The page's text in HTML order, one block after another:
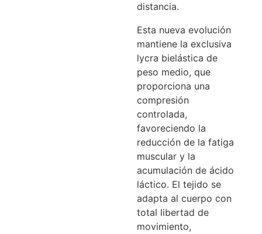
distancia.
Esta nueva evolución
mantiene la exclusiva
lycra bielástica de
peso medio, que
proporciona una
compresión
controlada,
favoreciendo la
reducción de la fatiga
muscular y la
acumulación de ácido
láctico. El tejido se
adapta al cuerpo con
total libertad de
movimiento,